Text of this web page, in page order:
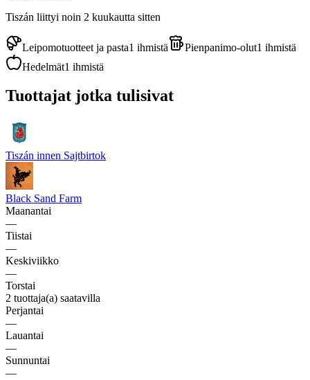
Tiszán liittyi noin 2 kuukautta sitten
Leipomotuotteet ja pasta1 ihmistä Pienpanimo-olut1 ihmistä
Hedelmät1 ihmistä
Tuottajat jotka tulisivat
Tiszán innen Sajtbirtok
Black Sand Farm
Maanantai
—
Tiistai
—
Keskiviikko
—
Torstai
2 tuottaja(a) saatavilla
Perjantai
—
Lauantai
—
Sunnuntai
—